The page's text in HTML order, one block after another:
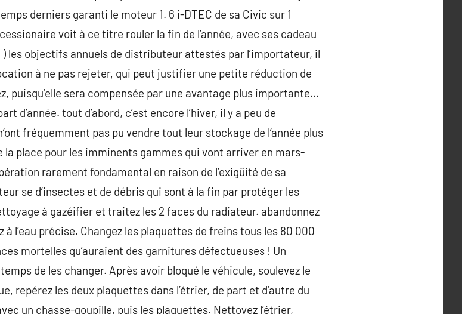
derniers garanti le moteur 1. 6 i-DTEC de sa Civic sur 1
voit à ce titre rouler la fin de l’année, avec ses cadeau
les objectifs annuels de distributeur attestés par l’importateur, il
à ne pas rejeter, qui peut justifier une petite réduction de
puisqu’elle sera compensée par une avantage plus importante…
d’année. tout d’abord, c’est encore l’hiver, il y a peu de
fréquemment pas pu vendre tout leur stockage de l’année plus
place pour les imminents gammes qui vont arriver en mars-
rarement fondamental en raison de l’exigüité de sa
se d’insectes et de débris qui sont à la fin par protéger les
à gazéifier et traitez les 2 faces du radiateur. abandonnez
l’eau précise. Changez les plaquettes de freins tous les 80 000
mortelles qu’auraient des garnitures défectueuses ! Un
de les changer. Après avoir bloqué le véhicule, soulevez le
repérez les deux plaquettes dans l’étrier, de part et d’autre du
un chasse-goupille, puis les plaquettes. Nettoyez l’étrier,